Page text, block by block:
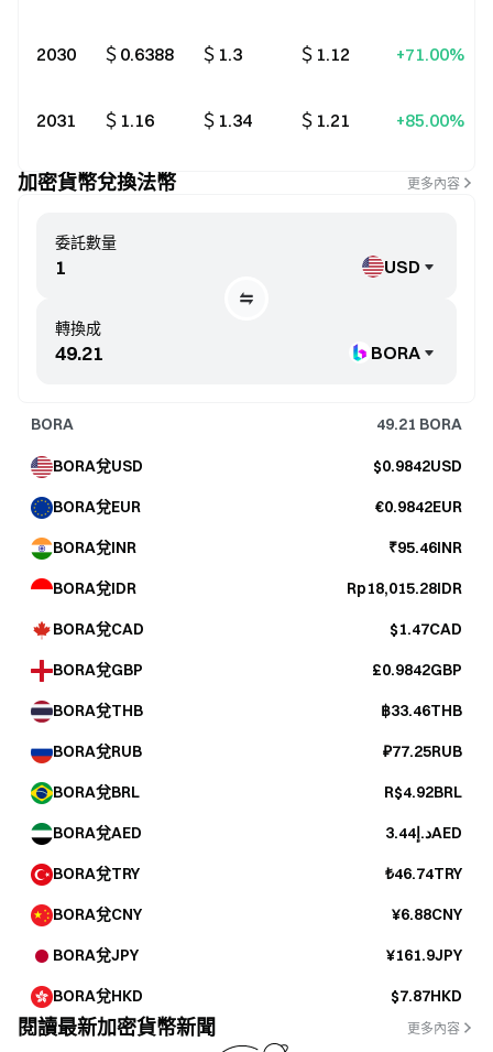
2030 ＄0.6388 ＄1.3 ＄1.12 +71.00%
2031 ＄1.16 ＄1.34 ＄1.21 +85.00%
加密貨幣兌換法幣 更多內容
轉換成
BORA
委託數量
USD
BORA 49.21 BORA
BORA兌USD $0.9842USD
BORA兌EUR €0.9842EUR
BORA兌INR ₹95.46INR
BORA兌IDR Rp18,015.28IDR
BORA兌CAD $1.47CAD
BORA兌GBP £0.9842GBP
BORA兌THB ฿33.46THB
BORA兌RUB ₽77.25RUB
BORA兌BRL R$4.92BRL
BORA兌AED د.إ3.44AED
BORA兌TRY ₺46.74TRY
BORA兌CNY ¥6.88CNY
BORA兌JPY ¥161.9JPY
BORA兌HKD $7.87HKD
閱讀最新加密貨幣新聞 更多內容